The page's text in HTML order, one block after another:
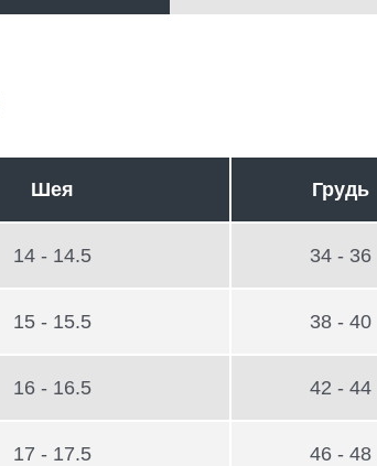
Шея Грудь
14 - 14.5 34 - 36
15 - 15.5 38 - 40
16 - 16.5 42 - 44
17 - 17.5 46 - 48